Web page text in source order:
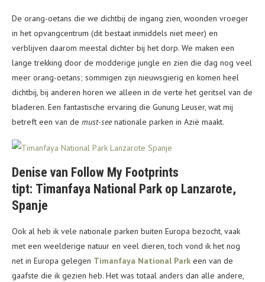
De orang-oetans die we dichtbij de ingang zien, woonden vroeger
in het opvangcentrum (dit bestaat inmiddels niet meer) en
verblijven daarom meestal dichter bij het dorp. We maken een
lange trekking door de modderige jungle en zien die dag nog veel
meer orang-oetans; sommigen zijn nieuwsgierig en komen heel
dichtbij, bij anderen horen we alleen in de verte het geritsel van de
bladeren. Een fantastische ervaring die Gunung Leuser, wat mij
betreft een van de must-seenationale parken in Azië maakt.
Denise van Follow My Footprints
tipt: Timanfaya National Park op Lanzarote,
Spanje
Ook al heb ik vele nationale parken buiten Europa bezocht, vaak
met een weelderige natuur en veel dieren, toch vond ik het nog
net in Europa gelegen Timanfaya National Park een van de
gaafste die ik gezien heb. Het was totaal anders dan alle andere,